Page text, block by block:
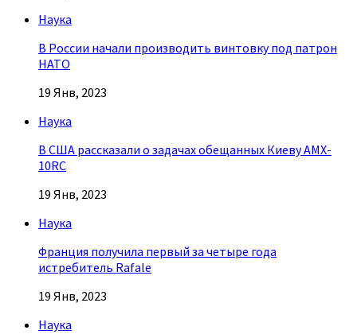
Наука
В России начали производить винтовку под патрон
НАТО
19 Янв, 2023
Наука
В США рассказали о задачах обещанных Киеву AMX-
10RC
19 Янв, 2023
Наука
Франция получила первый за четыре года
истребитель Rafale
19 Янв, 2023
Наука